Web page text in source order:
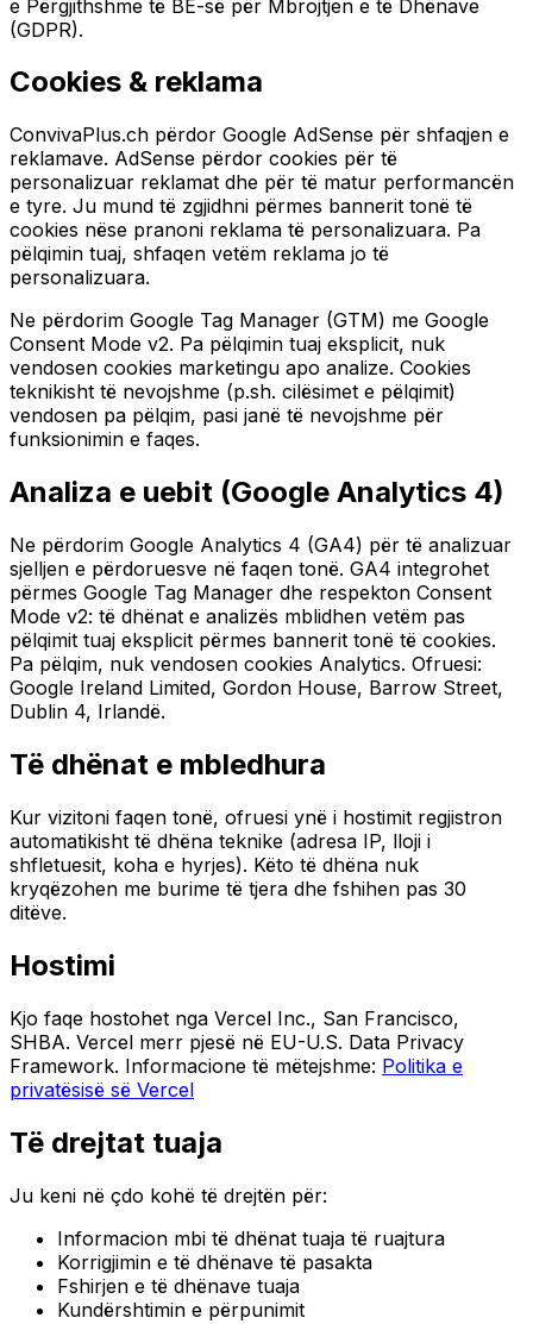
e Përgjithshme të BE-së për Mbrojtjen e të Dhënave
(GDPR).
Cookies & reklama
ConvivaPlus.ch përdor Google AdSense për shfaqjen e
reklamave. AdSense përdor cookies për të
personalizuar reklamat dhe për të matur performancën
e tyre. Ju mund të zgjidhni përmes bannerit tonë të
cookies nëse pranoni reklama të personalizuara. Pa
pëlqimin tuaj, shfaqen vetëm reklama jo të
personalizuara.
Ne përdorim Google Tag Manager (GTM) me Google
Consent Mode v2. Pa pëlqimin tuaj eksplicit, nuk
vendosen cookies marketingu apo analize. Cookies
teknikisht të nevojshme (p.sh. cilësimet e pëlqimit)
vendosen pa pëlqim, pasi janë të nevojshme për
funksionimin e faqes.
Analiza e uebit (Google Analytics 4)
Ne përdorim Google Analytics 4 (GA4) për të analizuar
sjelljen e përdoruesve në faqen tonë. GA4 integrohet
përmes Google Tag Manager dhe respekton Consent
Mode v2: të dhënat e analizës mblidhen vetëm pas
pëlqimit tuaj eksplicit përmes bannerit tonë të cookies.
Pa pëlqim, nuk vendosen cookies Analytics. Ofruesi:
Google Ireland Limited, Gordon House, Barrow Street,
Dublin 4, Irlandë.
Të dhënat e mbledhura
Kur vizitoni faqen tonë, ofruesi ynë i hostimit regjistron
automatikisht të dhëna teknike (adresa IP, lloji i
shfletuesit, koha e hyrjes). Këto të dhëna nuk
kryqëzohen me burime të tjera dhe fshihen pas 30
ditëve.
Hostimi
Kjo faqe hostohet nga Vercel Inc., San Francisco,
SHBA. Vercel merr pjesë në EU-U.S. Data Privacy
Framework. Informacione të mëtejshme: Politika e
privatësisë së Vercel
Të drejtat tuaja
Ju keni në çdo kohë të drejtën për:
Informacion mbi të dhënat tuaja të ruajtura
Korrigjimin e të dhënave të pasakta
Fshirjen e të dhënave tuaja
Kundërshtimin e përpunimit